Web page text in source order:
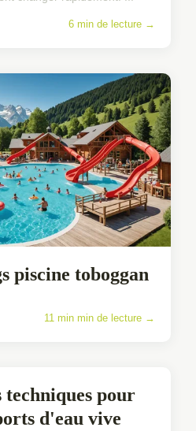
6 min de lecture →
piscine toboggan
11 min min de lecture →
pour
d'eau vive